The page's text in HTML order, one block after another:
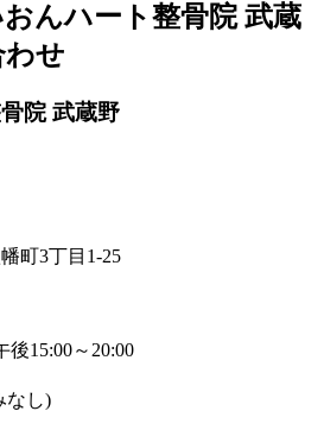
んハート整骨院 武蔵
せ
町3丁目1-25
後15:00～20:00
なし)